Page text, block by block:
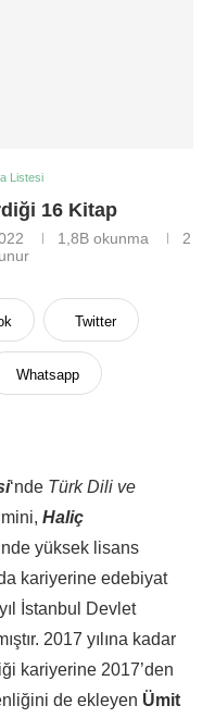
Listesi
16 Kitap
1,8B okunma
2
Twitter
Whatsapp
‘nde Türk Dili ve
Haliç
yüksek lisans
kariyerine edebiyat
İstanbul Devlet
2017 yılına kadar
kariyerine 2017’den
de ekleyen Ümit